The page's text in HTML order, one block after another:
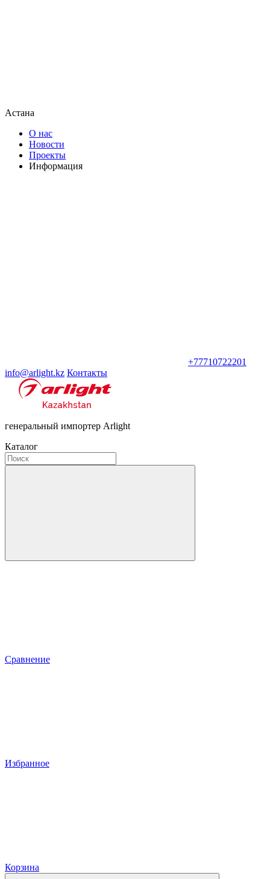
Астана
О нас
Новости
Проекты
Информация
+77710722201
info@arlight.kz Контакты
генеральный импортер Arlight
Каталог
Сравнение
Избранное
Корзина